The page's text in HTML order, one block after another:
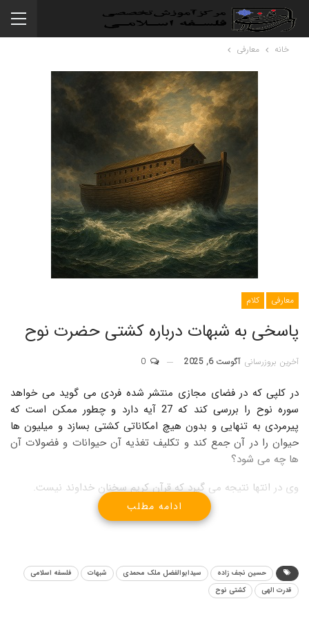
خانه معارفی
معارفی کلام
پاسخی به شبهات درباره کشتی حضرت نوح
آخرین بروزرسانی آگوست 6, 2025
در کلپی که در فضای مجازی منتشر شده فردی می گوید می خواهد
سوره نوح را بررسی کند که 27 آیه دارد و چطور ممکن است که
پیرمردی به تنهایی و بدون هیچ امکاناتی کشتی بسازد و میلیون ها
حیوان را در آن جمع کند و تکلیف تغذیه آن حیوانات و فضولات آن
ها چه می شود؟
وی در انتها نتیجه می گیرد که قرآن کریم سخنان خداوند نیست.
1️⃣ در سوره نوح سخنی از کشتی و ساخت آن و چگونگی ساختش به
ادامه مطلب
حسین نجف زاده سیدابوالفضل ملک محمدی شبهات
فلسفه اسلامی
قدرت الهی
کشتی نوح